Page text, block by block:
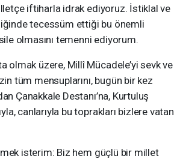
iftiharla idrak ediyoruz. İstiklal ve
tecessüm ettiği bu önemli
olmasını temenni ediyorum.
üzere, Millî Mücadele’yi sevk ve
tüm mensuplarını, bugün bir kez
Çanakkale Destanı’na, Kurtuluş
canlarıyla bu toprakları bizlere vatan
isterim: Biz hem güçlü bir millet